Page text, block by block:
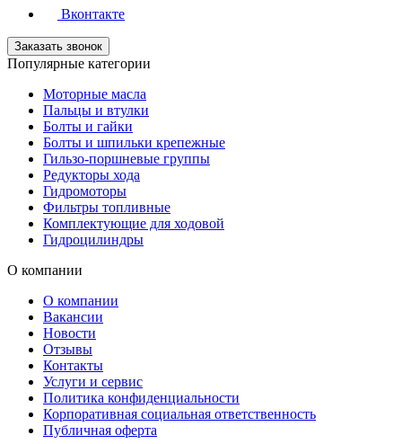
Вконтакте
Заказать звонок
Популярные категории
Моторные масла
Пальцы и втулки
Болты и гайки
Болты и шпильки крепежные
Гильзо-поршневые группы
Редукторы хода
Гидромоторы
Фильтры топливные
Комплектующие для ходовой
Гидроцилиндры
О компании
О компании
Вакансии
Новости
Отзывы
Контакты
Услуги и сервис
Политика конфиденциальности
Корпоративная социальная ответственность
Публичная оферта